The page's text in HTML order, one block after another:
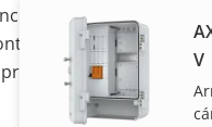
V
de
y